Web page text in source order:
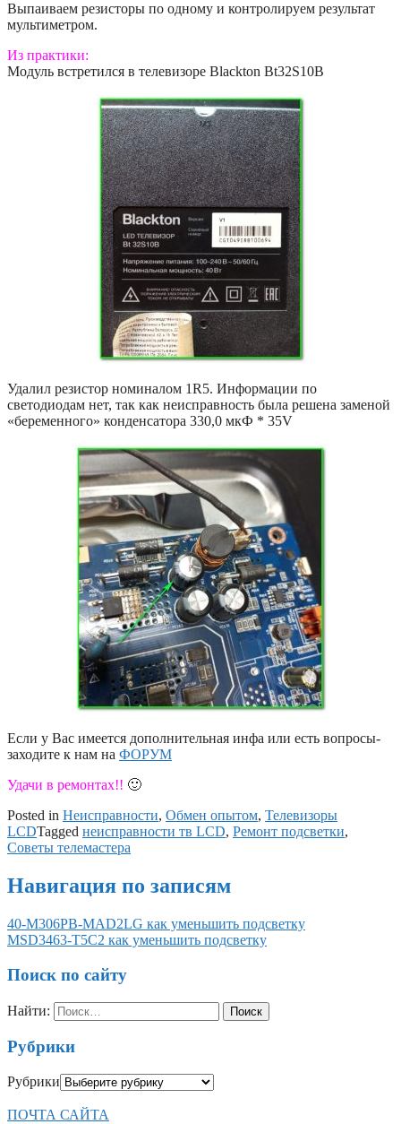
Выпаиваем резисторы по одному и контролируем результат
мультиметром.
Из практики:
Модуль встретился в телевизоре Blackton Bt32S10B
Удалил резистор номиналом 1R5. Информации по
светодиодам нет, так как неисправность была решена заменой
«беременного» конденсатора 330,0 мкФ * 35V
Если у Вас имеется дополнительная инфа или есть вопросы-
заходите к нам на ФОРУМ
Удачи в ремонтах!! 🙂
Posted in Неисправности, Обмен опытом, Телевизоры
LCDTagged неисправности тв LCD, Ремонт подсветки,
Советы телемастера
Навигация по записям
40-M306PB-MAD2LG как уменьшить подсветку
MSD3463-T5C2 как уменьшить подсветку
Поиск по сайту
Найти:
Рубрики
Рубрики
ПОЧТА САЙТА